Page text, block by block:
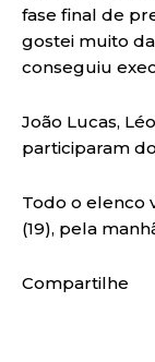
fase final de
gostei muito
conseguiu
João Lucas,
participaram
Todo o elenco
(19), pela
Compartilhe